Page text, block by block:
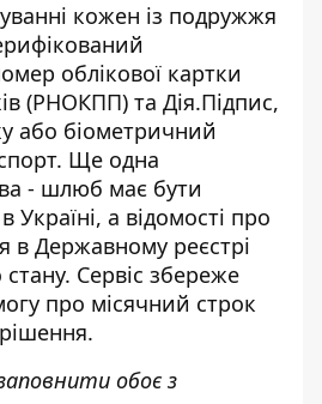
кожен із подружжя
облікової картки
(РНОКПП) та Дія.Підпис,
або біометричний
Ще одна
- шлюб має бути
Україні, а відомості про
в Державному реєстрі
стану. Сервіс збереже
про місячний строк
обоє з